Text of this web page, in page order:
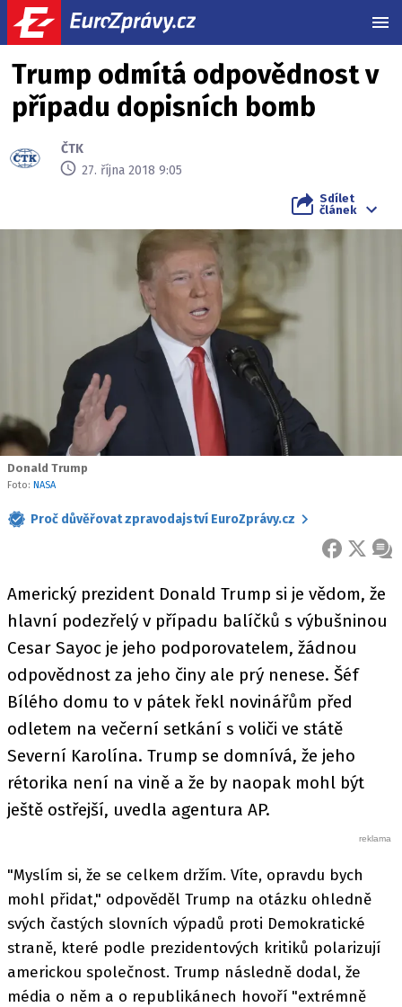
Trump odmítá odpovědnost v
případu dopisních bomb
ČTK
27. října 2018 9:05
Sdílet
článek
Donald Trump
Foto: NASA
Proč důvěřovat zpravodajství EuroZprávy.cz
FACEBOOK
X
Americký prezident Donald Trump si je vědom, že
hlavní podezřelý v případu balíčků s výbušninou
Cesar Sayoc je jeho podporovatelem, žádnou
odpovědnost za jeho činy ale prý nenese. Šéf
Bílého domu to v pátek řekl novinářům před
odletem na večerní setkání s voliči ve státě
Severní Karolína. Trump se domnívá, že jeho
rétorika není na vině a že by naopak mohl být
ještě ostřejší, uvedla agentura AP.
"Myslím si, že se celkem držím. Víte, opravdu bych
mohl přidat," odpověděl Trump na otázku ohledně
svých častých slovních výpadů proti Demokratické
straně, které podle prezidentových kritiků polarizují
americkou společnost. Trump následně dodal, že
média o něm a o republikánech hovoří "extrémně